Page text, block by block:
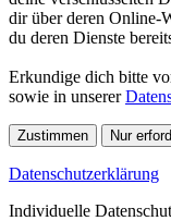
dir über deren Online-
du deren Dienste
Erkundige dich bitte
sowie in unserer
Zustimmen Nur
Datenschutzerklärung
Individuelle